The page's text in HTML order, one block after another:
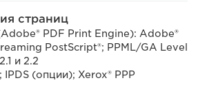
страниц
PDF Print Engine): Adobe®
PostScript®; PPML/GA Level
и 2.2
IPDS (опции); Xerox® PPP